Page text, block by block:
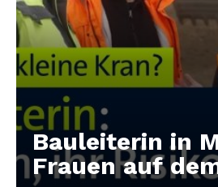
Bauleiterin in
Frauen auf